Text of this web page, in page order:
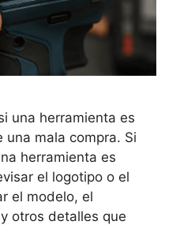
una herramienta es
mala compra. Si
herramienta es
el logotipo o el
el modelo, el
otros detalles que